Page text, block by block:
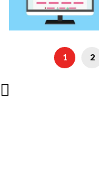
1 2
